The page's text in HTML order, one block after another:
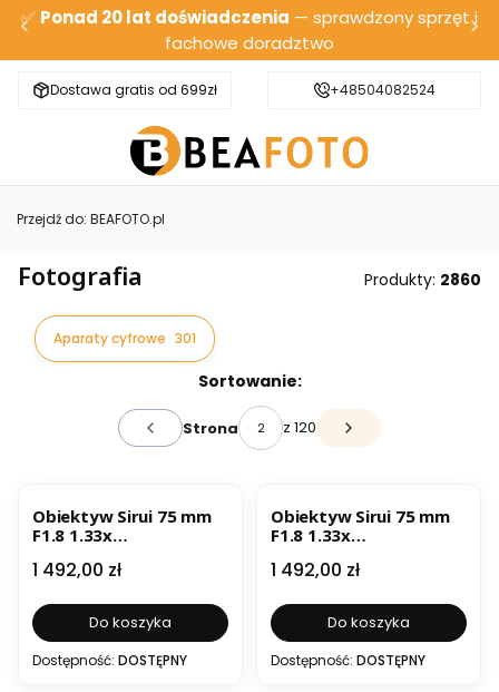
✅ Ponad 20 lat doświadczenia — sprawdzony sprzęt i
fachowe doradztwo
Dostawa gratis od 699zł Bezpieczna wysyłka
+48504082524
Przejdź do: BEAFOTO.pl
Fotografia Produkty: 2860
Aparaty cyfrowe 301
Sortowanie:
Poprzednie produkty
Strona z 120 Następne produkty
Obiektyw Sirui 75 mm
F1.8 1.33x
Cena
1 492,00 zł
Do koszyka
Dostępność: DOSTĘPNY
Obiektyw Sirui 75 mm
F1.8 1.33x
Cena
1 492,00 zł
Do koszyka
Dostępność: DOSTĘPNY